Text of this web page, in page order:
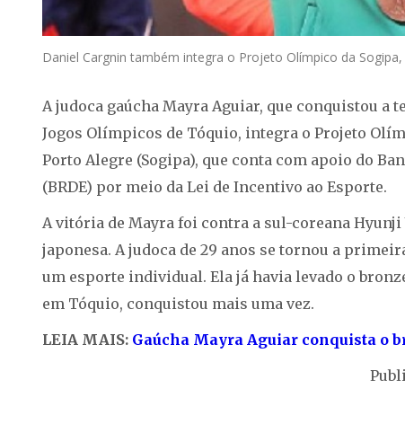
Daniel Cargnin também integra o Projeto Olímpico da
A judoca gaúcha Mayra Aguiar, que conquistou
Jogos Olímpicos de Tóquio, integra o Projeto
Porto Alegre (Sogipa), que conta com apoio do
(BRDE) por meio da Lei de Incentivo ao Esporte.
A vitória de Mayra foi contra a sul-coreana
japonesa. A judoca de 29 anos se tornou a
um esporte individual. Ela já havia levado o
em Tóquio, conquistou mais uma vez.
LEIA MAIS: Gaúcha Mayra Aguiar conquista o